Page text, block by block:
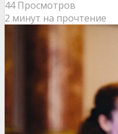
44 Просмотров
2 минут на прочтение